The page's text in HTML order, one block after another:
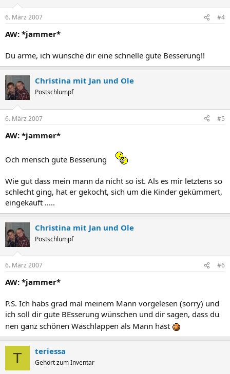
6. März 2007 #4
AW: *jammer*
Du arme, ich wünsche dir eine schnelle gute Besserung!!
Christina mit Jan und Ole
Postschlumpf
6. März 2007 #5
AW: *jammer*
Och mensch gute Besserung
Wie gut dass mein mann da nicht so ist. Als es mir letztens so
schlecht ging, hat er gekocht, sich um die Kinder gekümmert,
eingekauft .....
Christina mit Jan und Ole
Postschlumpf
6. März 2007 #6
AW: *jammer*
P.S. Ich habs grad mal meinem Mann vorgelesen (sorry) und
ich soll dir gute BEsserung wünschen und dir sagen, dass du
nen ganz schönen Waschlappen als Mann hast
T teriessa
Gehört zum Inventar